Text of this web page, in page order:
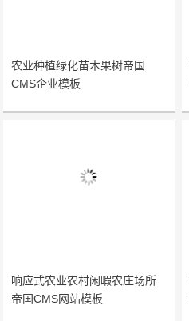
农业种植绿化苗木果树帝国
CMS企业模板
响应式农业农村闲暇农庄场所
帝国CMS网站模板